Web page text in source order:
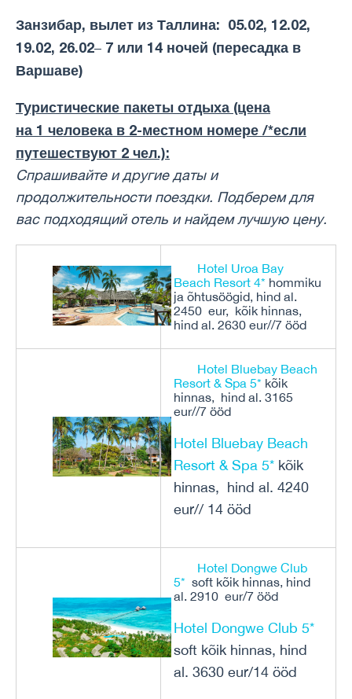
Занзибар, вылет из Таллина: 05.02, 12.02,
19.02, 26.02– 7 или 14 ночей (пересадка в
Варшаве)
Туристические пакеты отдыха (цена
на 1 человека в 2-местном номере /*если
путешествуют 2 чел.):
Спрашивайте и другие даты и ​​
продолжительности поездки. Подберем для
вас подходящий отель и найдем лучшую цену.
Hotel Uroa Bay
Beach Resort 4* hommiku
ja õhtusöögid, hind al.
2450 eur, kõik hinnas,
hind al. 2630 eur//7 ööd
Hotel Bluebay Beach
Resort & Spa 5* kõik
hinnas, hind al. 3165
eur//7 ööd
Hotel Bluebay Beach
Resort & Spa 5* kõik
hinnas, hind al. 4240
eur// 14 ööd
Hotel Dongwe Club
5* soft kõik hinnas, hind
al. 2910 eur/7 ööd
Hotel Dongwe Club 5*
soft kõik hinnas, hind
al. 3630 eur/14 ööd